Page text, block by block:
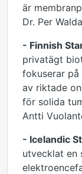
är
Dr. Per
- Finnish
privatägt
fokuserar
av riktade
för solida
Antti
- Icelandic
utvecklat en